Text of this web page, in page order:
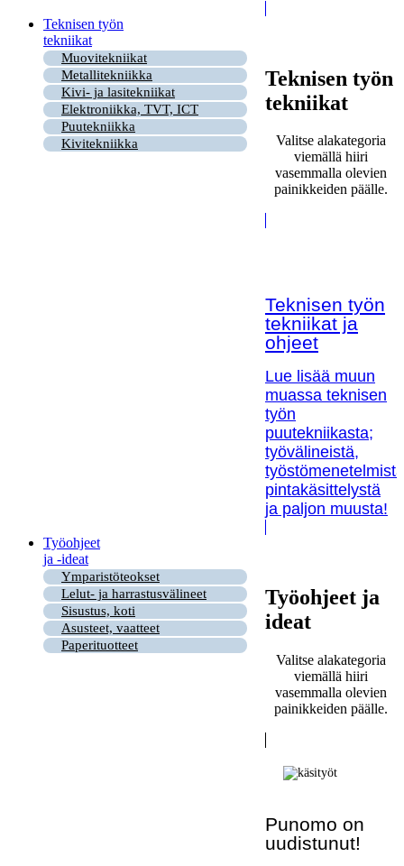
Teknisen työn
tekniikat
Muovitekniikat
Metallitekniikka
Kivi- ja lasitekniikat
Elektroniikka, TVT, ICT
Puutekniikka
Kivitekniikka
Teknisen työn
tekniikat
Valitse alakategoria
viemällä hiiri
vasemmalla olevien
painikkeiden päälle.
Teknisen työn
tekniikat ja
ohjeet
Lue lisää muun
muassa teknisen
työn
puutekniikasta;
työvälineistä,
pintakäsittelystä
ja paljon muusta!
Työohjeet
ja -ideat
Ymparistöteokset
Lelut- ja harrastusvälineet
Sisustus, koti
Asusteet, vaatteet
Paperituotteet
Työohjeet ja
ideat
Valitse alakategoria
viemällä hiiri
vasemmalla olevien
painikkeiden päälle.
Punomo on
uudistunut!